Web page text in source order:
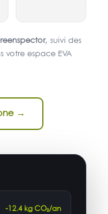
, suivi des
votre espace EVA
→
-12.4 kg CO₂/an